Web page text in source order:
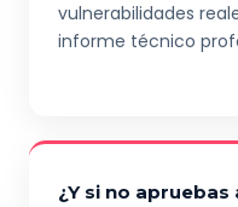
vulnerabilidades
informe técnico
¿Y si no apruebas